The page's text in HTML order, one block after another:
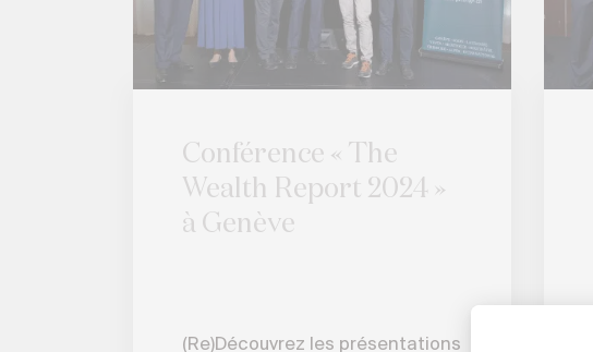
Conférence « The
Wealth Report 2024 »
à Genève
(Re)Découvrez les présentations